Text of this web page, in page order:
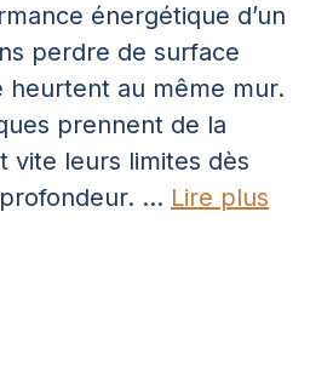
énergétique d’un
perdre de surface
heurtent au même mur.
prennent de la
vite leurs limites dès
... Lire plus